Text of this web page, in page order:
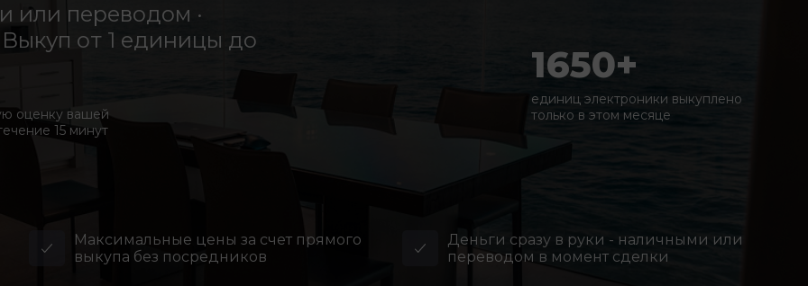
или переводом ·
от 1 единицы до
оценку вашей
15 минут
1650+
единиц электроники выкуплено
только в этом месяце
Максимальные цены за счет прямого
выкупа без посредников
Деньги сразу в руки - наличными или
переводом в момент сделки